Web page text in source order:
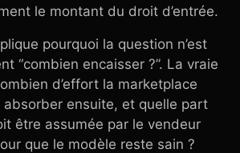
le montant du droit d’entrée.
pourquoi la question n’est
“combien encaisser ?”. La vraie
d’effort la marketplace
ensuite, et quelle part
être assumée par le vendeur
que le modèle reste sain ?